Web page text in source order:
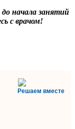
начала занятий
с врачом!
Решаем вместе